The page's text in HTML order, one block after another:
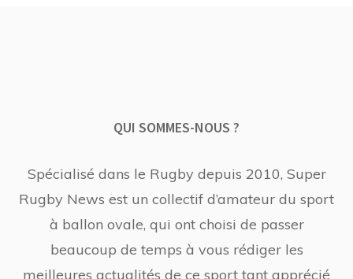
QUI SOMMES-NOUS ?
Spécialisé dans le Rugby depuis 2010, Super
Rugby News est un collectif d’amateur du sport
à ballon ovale, qui ont choisi de passer
beaucoup de temps à vous rédiger les
meilleures actualités de ce sport tant apprécié